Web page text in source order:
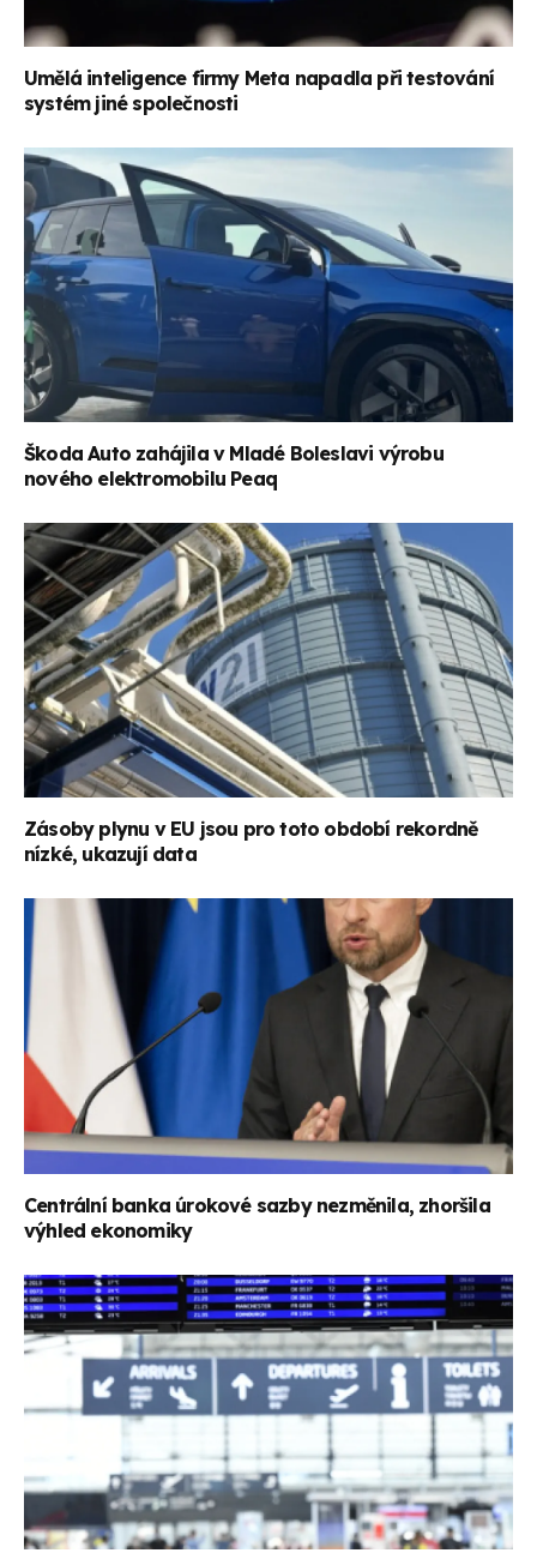
Umělá inteligence firmy Meta napadla při testování
systém jiné společnosti
Škoda Auto zahájila v Mladé Boleslavi výrobu
nového elektromobilu Peaq
Zásoby plynu v EU jsou pro toto období rekordně
nízké, ukazují data
Centrální banka úrokové sazby nezměnila, zhoršila
výhled ekonomiky